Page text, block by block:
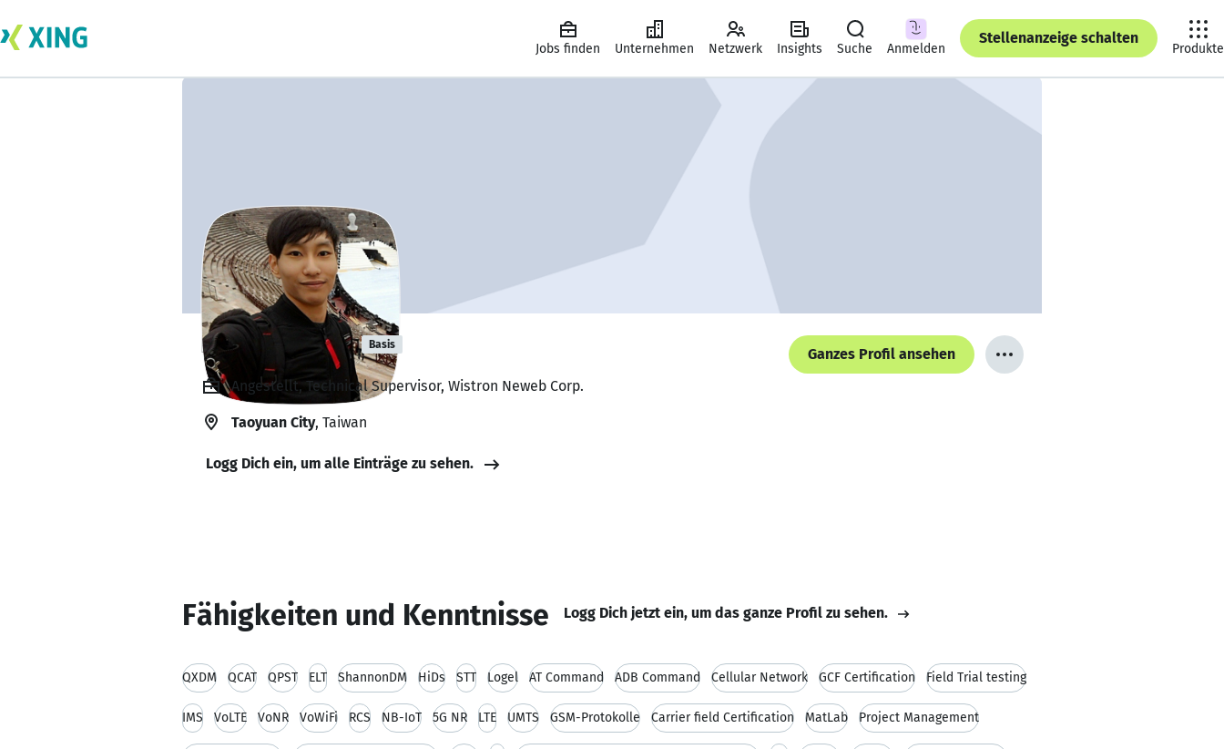
Jobs finden Unternehmen Netzwerk Insights Suche Anmelden
Stellenanzeige schalten
Produkte
Hsing-Erh Liu Basis
Ganzes Profil ansehen
Angestellt, Technical Supervisor, Wistron Neweb Corp.
Taoyuan City, Taiwan
Logg Dich ein, um alle Einträge zu sehen.
Fähigkeiten und Kenntnisse Logg Dich jetzt ein, um das ganze Profil zu sehen.
QXDM QCAT QPST ELT ShannonDM HiDs STT Logel AT Command ADB Command Cellular Network GCF Certification Field Trial testing
IMS VoLTE VoNR VoWiFi RCS NB-IoT 5G NR LTE UMTS GSM-Protokolle Carrier field Certification MatLab Project Management